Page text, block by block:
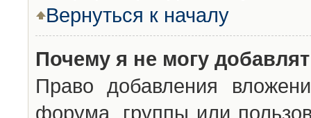
Вернуться к началу
Почему я не могу
Право добавления
форума, группы или